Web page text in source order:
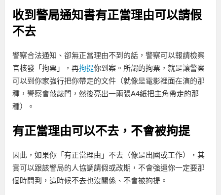
收到警局通知書有正當理由可以請假
不去
警察合法通知、卻無正當理由不到的話，警察可以報請檢察
官核發「拘票」，再拘提你到案。所謂的拘票，就是讓警察
可以到你家強行把你帶走的文件（就像是電影裡面在演的那
種，警察會敲敲門，然後亮出一兩張A4紙把主角帶走的那
種）。
有正當理由可以不去，不會被拘提
因此，如果你「有正當理由」不去（像是出國或工作），其
實可以跟該警局的人協調請假或改期，不會強逼你一定要那
個時間到，這時候不去也沒關係、不會被拘提。